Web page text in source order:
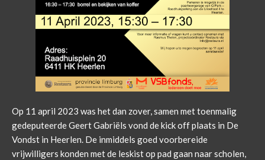
Op 11 april 2023 was het dan zover, samen met toenmalig
gedeputeerde Geert Gabriëls vond de kick off plaats in De
Vondst in Heerlen. De inmiddels goed voorbereide
vrijwilligers konden met de leskist op pad gaan naar scholen,